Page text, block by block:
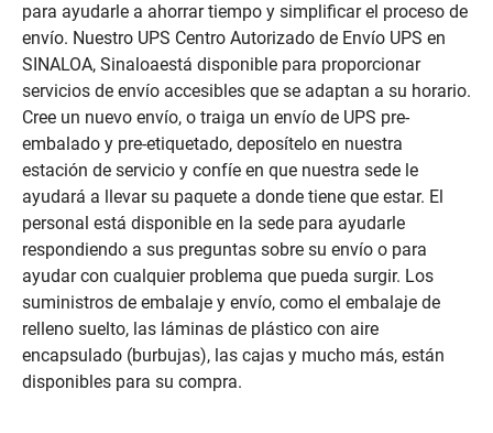
para ayudarle a ahorrar tiempo y simplificar el proceso de
envío. Nuestro UPS Centro Autorizado de Envío UPS en
SINALOA, Sinaloaestá disponible para proporcionar
servicios de envío accesibles que se adaptan a su horario.
Cree un nuevo envío, o traiga un envío de UPS pre-
embalado y pre-etiquetado, deposítelo en nuestra
estación de servicio y confíe en que nuestra sede le
ayudará a llevar su paquete a donde tiene que estar. El
personal está disponible en la sede para ayudarle
respondiendo a sus preguntas sobre su envío o para
ayudar con cualquier problema que pueda surgir. Los
suministros de embalaje y envío, como el embalaje de
relleno suelto, las láminas de plástico con aire
encapsulado (burbujas), las cajas y mucho más, están
disponibles para su compra.